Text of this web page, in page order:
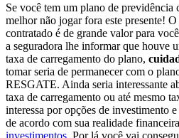
Se você tem um plano de previdência
melhor não jogar fora este presente!
contratado é de grande valor para
a seguradora lhe informar que houve
taxa de carregamento do plano,
tomar seria de permanecer com o
RESGATE. Ainda seria interessante
taxa de carregamento ou até mesmo
interessa por opções de investimento
de acordo com sua realidade
investimentos. Por lá você vai